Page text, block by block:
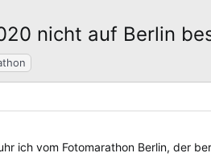
nicht auf Berlin
ich vom Fotomarathon Berlin, der